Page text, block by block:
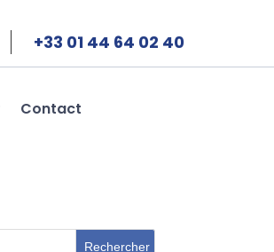
+33 01 44 64 02 40
Contact